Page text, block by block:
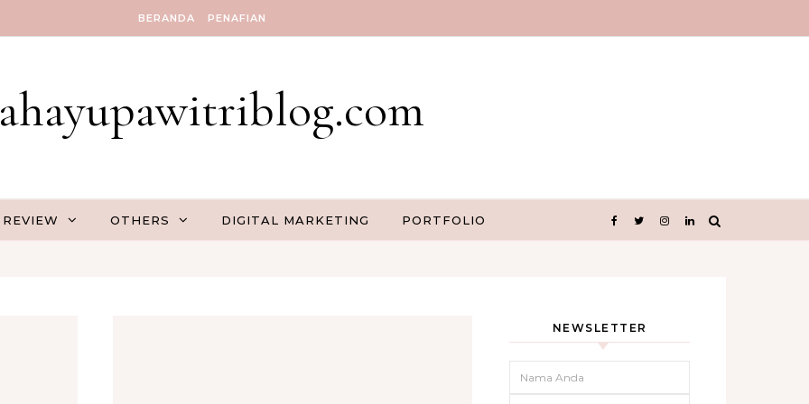
BERANDA PENAFIAN
REVIEW OTHERS DIGITAL MARKETING PORTFOLIO
NEWSLETTER